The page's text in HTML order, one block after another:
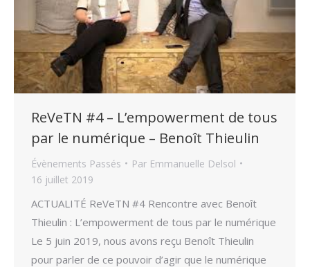
ReVeTN #4 – L’empowerment de tous
par le numérique – Benoît Thieulin
Évènements Passés Par Emmanuelle Delsol
16 juillet 2019
ACTUALITÉ ReVeTN #4 Rencontre avec Benoît
Thieulin : L’empowerment de tous par le numérique
Le 5 juin 2019, nous avons reçu Benoît Thieulin
pour parler de ce pouvoir d’agir que le numérique